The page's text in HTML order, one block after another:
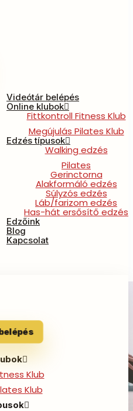
Videótár belépés
Online klubok
Fittkontroll Fitness Klub
Megújulás Pilates Klub
Edzés típusok
Walking edzés
Pilates
Gerinctorna
Alakformáló edzés
Súlyzós edzés
Láb/farizom edzés
Has-hát ersősítő edzés
Edzőink
Blog
Kapcsolat
Klub
Klub